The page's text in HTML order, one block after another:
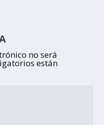
no será
están